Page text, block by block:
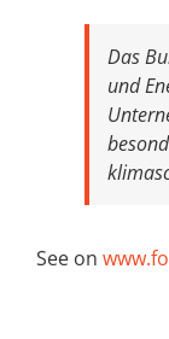
Das
und
See on